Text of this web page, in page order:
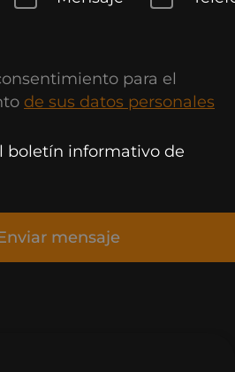
para el
de sus datos personales
boletín informativo de
mensaje